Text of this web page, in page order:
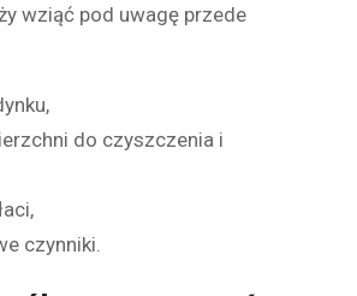
wziąć pod uwagę przede
do czyszczenia i
czynniki.